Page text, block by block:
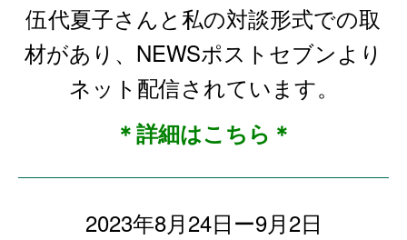
伍代夏子さんと私の対談形式での取
材があり、NEWSポストセブンより
ネット配信されています。
＊詳細はこちら＊
2023年8月24日ー9月2日